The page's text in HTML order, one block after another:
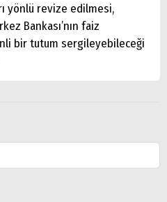
yönlü revize edilmesi,
Bankası’nın faiz
bir tutum sergileyebileceği